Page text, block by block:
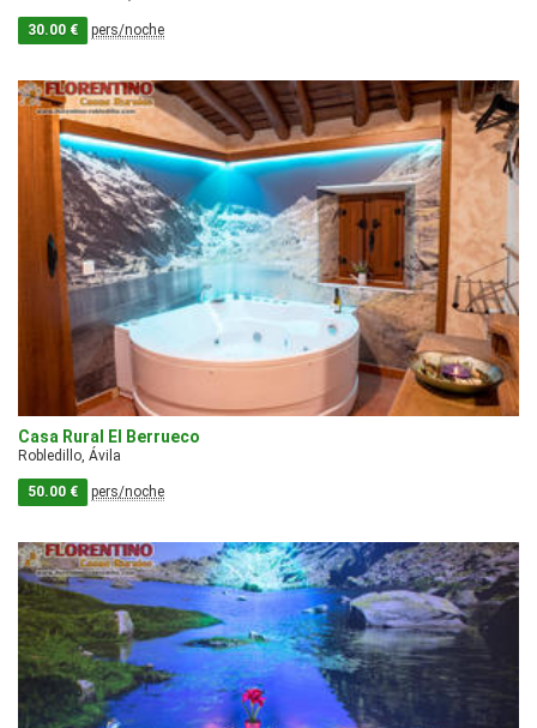
30.00 € pers/noche
Casa Rural El Berrueco
Robledillo, Ávila
50.00 € pers/noche